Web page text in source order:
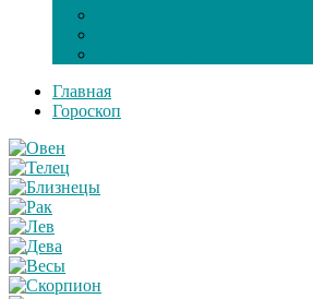
Главная
Гороскоп